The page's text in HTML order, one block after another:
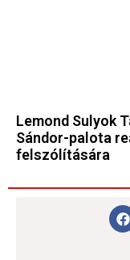
Lemond Sulyok
Sándor-palota
felszólítására